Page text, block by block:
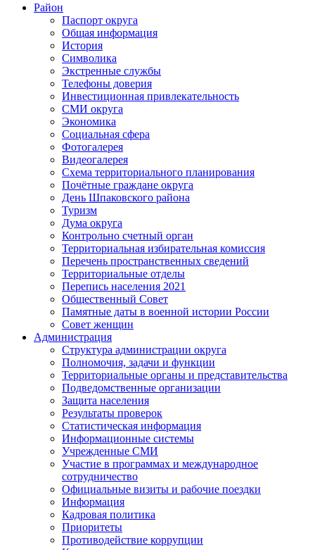
Район
Паспорт округа
Общая информация
История
Символика
Экстренные службы
Телефоны доверия
Инвестиционная привлекательность
СМИ округа
Экономика
Социальная сфера
Фотогалерея
Видеогалерея
Схема территориального планирования
Почётные граждане округа
День Шпаковского района
Туризм
Дума округа
Контрольно счетный орган
Территориальная избирательная комиссия
Перечень пространственных сведений
Территориальные отделы
Перепись населения 2021
Общественный Совет
Памятные даты в военной истории России
Совет женщин
Администрация
Структура администрации округа
Полномочия, задачи и функции
Территориальные органы и представительства
Подведомственные организации
Защита населения
Результаты проверок
Статистическая информация
Информационные системы
Учрежденные СМИ
Участие в программах и международное
сотрудничество
Официальные визиты и рабочие поездки
Информация
Кадровая политика
Приоритеты
Противодействие коррупции